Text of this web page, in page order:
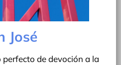
José
perfecto de devoción a la